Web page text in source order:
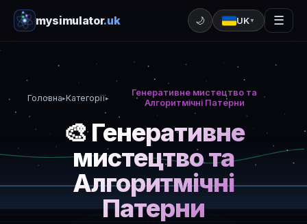
mysimulator.uk 🌙 UK ▼ ☰
Головна▸Категорії▸
Генеративне мистецтво та
Алгоритмічні Патерни
🎨 Генеративне
мистецтво та
Алгоритмічні
Патерни